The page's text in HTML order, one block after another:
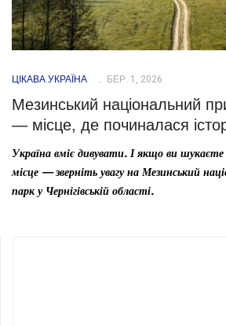
ЦІКАВА УКРАЇНА БЕР. 1, 2026
Мезинський національний
— місце, де починалася
Україна вміє дивувати. І якщо ви шукаєте
місце — зверніть увагу на Мезинський
парк у Чернігівській області.